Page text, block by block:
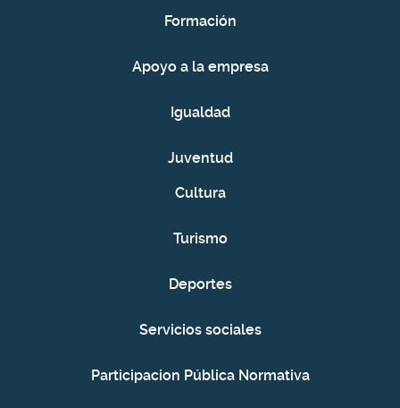
Formación
Apoyo a la empresa
Igualdad
Juventud
Cultura
Turismo
Deportes
Servicios sociales
Participacion Pública Normativa